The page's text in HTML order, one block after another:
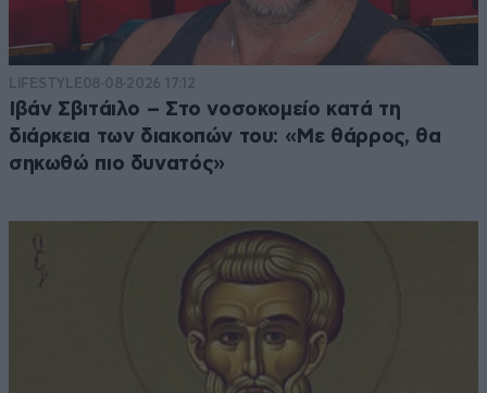
LIFESTYLE08·08·2026 17:12
Ιβάν Σβιτάιλο – Στο νοσοκομείο κατά τη
διάρκεια των διακοπών του: «Με θάρρος, θα
σηκωθώ πιο δυνατός»